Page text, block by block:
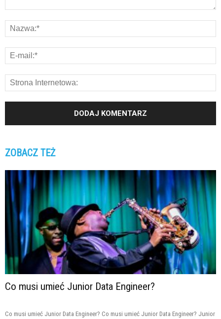
ZOBACZ TEŻ
Co musi umieć Junior Data Engineer?
Co musi umieć Junior Data Engineer? Co musi umieć Junior Data Engineer? Junior